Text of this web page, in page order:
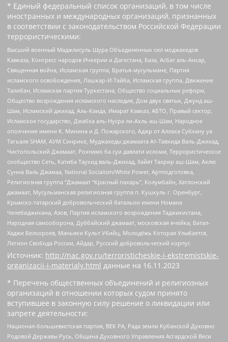
* Единый федеральный список организаций, в том числе
иностранных и международных организаций, признанных
в соответствии с законодательством Российской Федерации
террористическими:
Высший военный Маджлисуль Шура Объединенных сил моджахедов
Кавказа, Конгресс народов Ичкерии и Дагестана, База, Асбат аль-Ансар,
Священная война, Исламская группа, Братья-мусульмане, Партия
исламского освобождения, Лашкар-И-Тайба, Исламская группа, Движение
Талибан, Исламская партия Туркестана, Общество социальных реформ,
Общество возрождения исламского наследия, Дом двух святых, Джунд аш-
Шам, Исламский джихад, Аль-Каида, Имарат Кавказ, АБТО, Правый сектор,
Исламское государство, Джабха аль-Нусра ли-Ахль аш-Шам, Народное
ополчение имени К. Минина и Д. Пожарского, Аджр от Аллаха Субхану уа
Тагьаля SHAM, АУМ Синрике, Муджахеды джамаата Ат-Тавхида Валь-Джихад,
Чистопольский Джамаат, Рохнамо ба суи давлати исломи, Террористическое
сообщество Сеть, Катиба Таухид валь-Джихад, Хайят Тахрир аш-Шам, Ахлю
Сунна Валь Джамаа, National Socialism/White Power, Артподготовка,
Религиозная группа “Джамаат “Красный пахарь”, Колумбайн, Хатлонский
джамаат, Мусульманская религиозная группа п. Кушкуль г. Оренбург,
Крымско-татарский добровольческий батальон имени Номана
Челебиджихана, Азов, Партия исламского возрождения Таджикистана,
Народная самооборона, Дуббайский джамаат, московская ячейка, Батал-
Хаджи Белхороев, Маньяки Культ Убийц, Молодёжь Которая Улыбается,
Легион Свобода России, Айдар, Русский добровольческий корпус
Источник: http://nac.gov.ru/terroristicheskie-i-ekstremistskie-
organizacii-i-materialy.html данные на 16.11.2023
* Перечень общественных объединений и религиозных
организаций в отношении которых судом принято
вступившее в законную силу решение о ликвидации или
запрете деятельности:
Национал-большевистская партия, ВЕК РА, Рада земли Кубанской Духовно
Родовой Державы Русь, Община Духовного Управления Асгардской Веси